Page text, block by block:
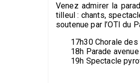
Venez admirer la
tilleul : chants,
soutenue par l’OTI du
17h30 Chorale
18h Parade
19h Spectacle